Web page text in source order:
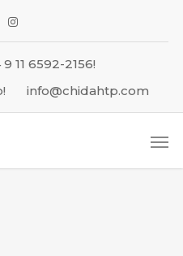
11 6592-2156!
info@chidahtp.com